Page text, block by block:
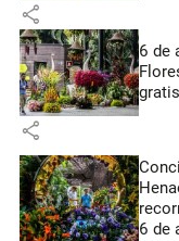
share
6 de
share
6 de